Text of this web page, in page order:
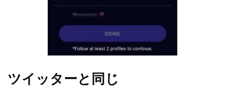
ツイッターと同じ